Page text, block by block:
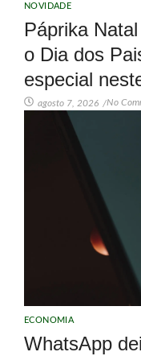
NOVIDADE
Páprika
o Dia dos
especial
agosto 7, 2026 /No
ECONOMIA
WhatsApp